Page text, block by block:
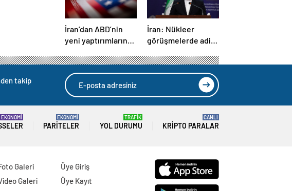
İran’dan ABD’nin
yeni yaptırımlarına
tehditlerine tepki
İran: Nükleer
görüşmelerde adil
varmak için
kararlıyız
takip
EKONOMİ
PARITELER
EKONOMİ
YOL DURUMU
TRAFİK
KRIPTO PARALAR
CANLI
Galeri
Galeri
Üye Giriş
Üye Kayıt